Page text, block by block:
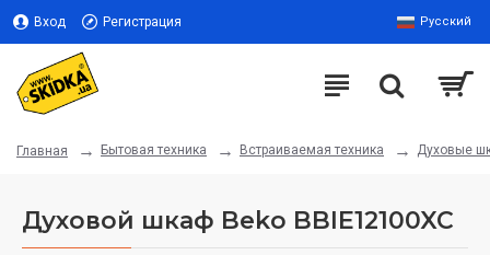
Вход Регистрация Русский
Главная Бытовая техника Встраиваемая техника Духовые
Духовой шкаф Beko BBIE12100XC